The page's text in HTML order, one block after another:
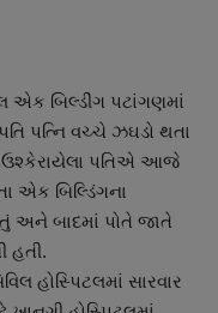
એક બિલ્ડીંગ પટાંગણમાં
પત્નિ વચ્ચે ઝઘડો થતા
ઉશ્કેરાયેલા પતિએ આજે
એક બિલ્ડિંગના
અને બાદમાં પોતે જાતે
હતી.
હોસ્પિટલમાં સારવાર